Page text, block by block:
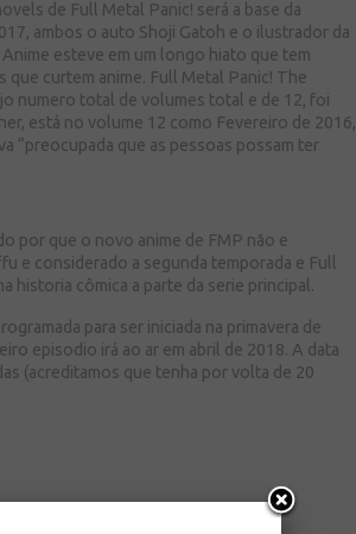
de Full Metal Panic! será a base da
ambos o auto Shoji Gatoh e o ilustrador da
esteve em um longo hiato que tem
que curtem anime. Full Metal Panic! The
numero total de volumes total e de 12, foi
está no volume 12 como Fevereiro de 2016,
“preocupada que as pessoas possam ter
por que o novo anime de FMP não e
e considerado a segunda temporada e Full
historia cômica a parte da serie principal.
para ser iniciada na primavera de
episodio irá ao ar em abril de 2018. A data
(acreditamos que tenha por volta de 20